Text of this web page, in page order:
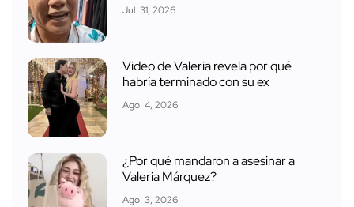
Jul. 31, 2026
Video de Valeria revela por qué
habría terminado con su ex
Ago. 4, 2026
¿Por qué mandaron a asesinar a
Valeria Márquez?
Ago. 3, 2026